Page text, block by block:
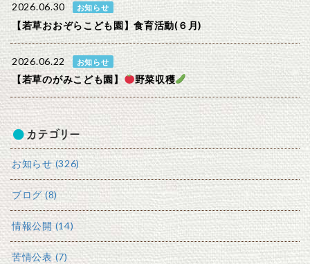
2026.06.30 お知らせ
【若草おおぞらこども園】食育活動(６月)
2026.06.22 お知らせ
【若草のがみこども園】 野菜収穫
カテゴリー
お知らせ (326)
ブログ (8)
情報公開 (14)
苦情公表 (7)